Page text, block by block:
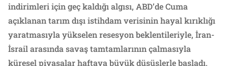
indirimleri için geç kaldığı algısı, ABD’de Cuma
açıklanan tarım dışı istihdam verisinin hayal kırıklığı
yaratmasıyla yükselen resesyon beklentileriyle, İran-
İsrail arasında savaş tamtamlarının çalmasıyla
küresel piyasalar haftaya büyük düşüşlerle başladı.